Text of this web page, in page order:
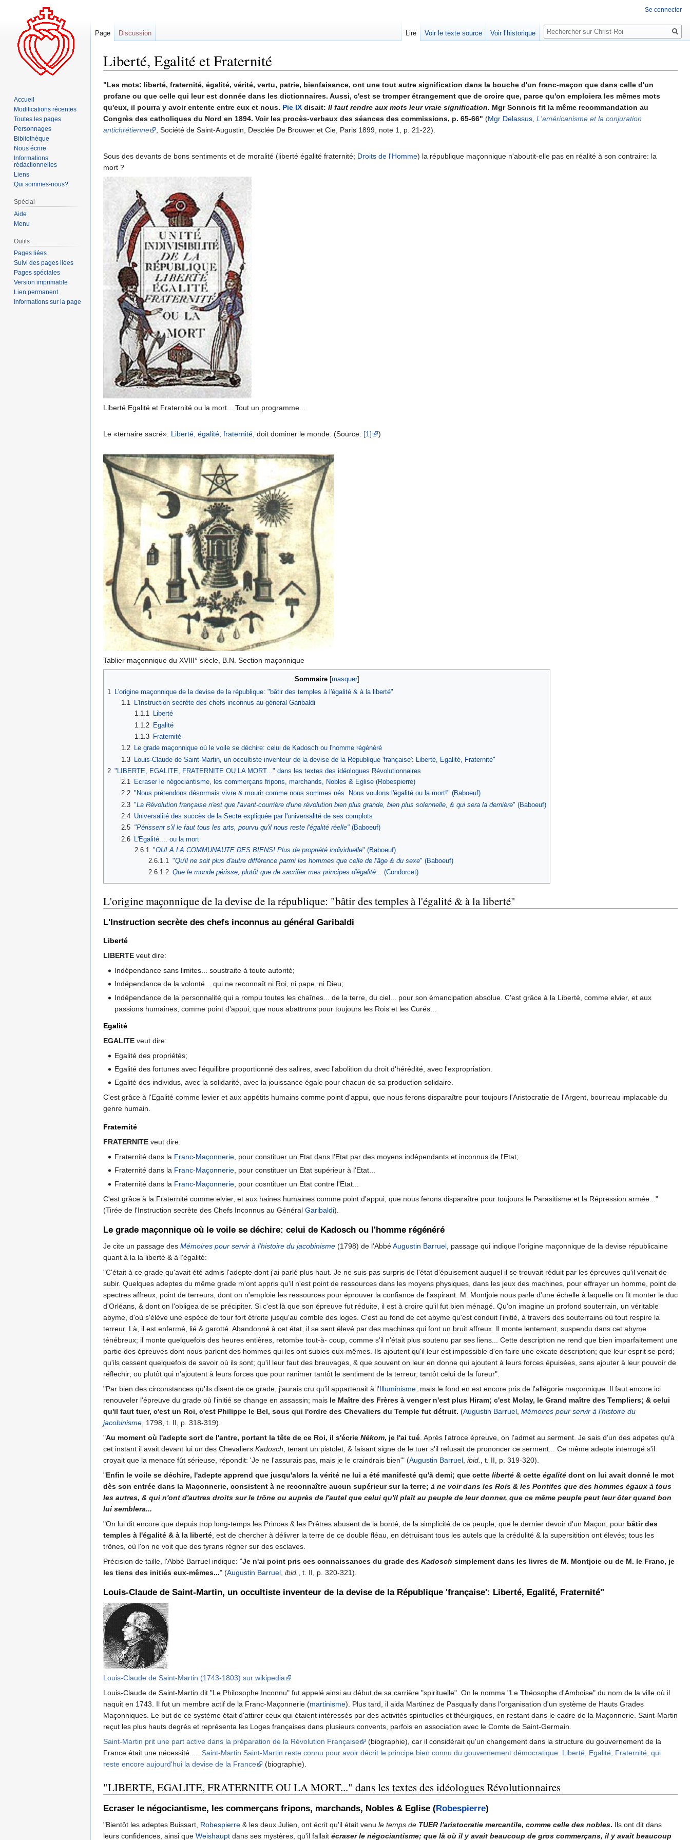
Liberté, Egalité et Fraternité
Aller
à
la
navigation
Aller
à
la
recherche
"Les mots: liberté, fraternité, égalité, vérité, vertu, patrie, bienfaisance, ont une tout autre signification dans la bouche d'un franc-maçon que dans celle d'un
profane ou que celle qui leur est donnée dans les dictionnaires. Aussi, c'est se tromper étrangement que de croire que, parce qu'on emploiera les mêmes mots
qu'eux, il pourra y avoir entente entre eux et nous. Pie IX disait: Il faut rendre aux mots leur vraie signification. Mgr Sonnois fit la même recommandation au
Congrès des catholiques du Nord en 1894. Voir les procès-verbaux des séances des commissions, p. 65-66" (Mgr Delassus, L'américanisme et la conjuration
antichrétienne
, Société de Saint-Augustin, Desclée De Brouwer et Cie, Paris 1899, note 1, p. 21-22).
Sous des devants de bons sentiments et de moralité (liberté égalité fraternité; Droits de l'Homme) la république maçonnique n'aboutit-elle pas en réalité à son contraire: la
mort ?
Liberté Egalité et Fraternité ou la mort... Tout un programme...
Le «ternaire sacré»: Liberté, égalité, fraternité, doit dominer le monde. (Source: [1] )
Tablier maçonnique du XVIII° siècle, B.N. Section maçonnique
Sommaire
1 L'origine maçonnique de la devise de la république: "bâtir des temples à l'égalité & à la liberté"
1.1
L'Instruction secrète des chefs inconnus au général Garibaldi
1.1.1 Liberté
1.1.2 Egalité
1.1.3 Fraternité
1.2
Le grade maçonnique où le voile se déchire: celui de Kadosch ou l'homme régénéré
1.3
Louis-Claude de Saint-Martin, un occultiste inventeur de la devise de la République 'française': Liberté, Egalité, Fraternité"
2 "LIBERTE, EGALITE, FRATERNITE OU LA MORT..." dans les textes des idéologues Révolutionnaires
2.1
Ecraser le négociantisme, les commerçans fripons, marchands, Nobles & Eglise (Robespierre)
2.2 "Nous prétendons désormais vivre & mourir comme nous sommes nés. Nous voulons l'égalité ou la mort!" (Baboeuf)
2.3 "La Révolution française n'est que l'avant-courrière d'une révolution bien plus grande, bien plus solennelle, & qui sera la dernière" (Baboeuf)
2.4 Universalité des succès de la Secte expliquée par l'universalité de ses complots
2.5 "Périssent s'il le faut tous les arts, pourvu qu'il nous reste l'égalité réelle"(Baboeuf)
2.6 L'Egalité.... ou la mort
2.6.1
"OUI A LA COMMUNAUTE DES BIENS! Plus de propriété individuelle" (Baboeuf)
2.6.1.1 "Qu'il ne soit plus d'autre différence parmi les hommes que celle de l'âge & du sexe" (Baboeuf)
2.6.1.2 Que le monde périsse, plutôt que de sacrifier mes principes d'égalité... (Condorcet)
L'origine maçonnique de la devise de la république: "bâtir des temples à l'égalité & à la liberté"
L'Instruction secrète des chefs inconnus au général Garibaldi
Liberté
LIBERTE veut dire:
Indépendance sans limites... soustraite à toute autorité;
Indépendance de la volonté... qui ne reconnaît ni Roi, ni pape, ni Dieu;
Indépendance de la personnalité qui a rompu toutes les chaînes... de la terre, du ciel... pour son émancipation absolue. C'est grâce à la Liberté, comme elvier, et aux
passions humaines, comme point d'appui, que nous abattrons pour toujours les Rois et les Curés...
Egalité
EGALITE veut dire:
Egalité des propriétés;
Egalité des fortunes avec l'équilibre proportionné des salires, avec l'abolition du droit d'hérédité, avec l'expropriation.
Egalité des individus, avec la solidarité, avec la jouissance égale pour chacun de sa production solidaire.
C'est grâce à l'Egalité comme levier et aux appétits humains comme point d'appui, que nous ferons disparaître pour toujours l'Aristocratie de l'Argent, bourreau implacable du
genre humain.
Fraternité
FRATERNITE veut dire:
Fraternité dans la Franc-Maçonnerie, pour constituer un Etat dans l'Etat par des moyens indépendants et inconnus de l'Etat;
Fraternité dans la Franc-Maçonnerie, pour constituer un Etat supérieur à l'Etat...
Fraternité dans la Franc-Maçonnerie , pour cosntituer un Etat contre l'Etat...
C'est grâce à la Fraternité comme elvier, et aux haines humaines comme point d'appui, que nous ferons disparaître pour toujours le Parasitisme et la Répression armée..."
(Tirée de l'Instruction secrète des Chefs Inconnus au Général Garibaldi).
Le grade maçonnique où le voile se déchire: celui de Kadosch ou l'homme régénéré
Je cite un passage des Mémoires pour servir à l'histoire du jacobinisme (1798) de l'AbbéAugustin Barruel , passage qui indique l'origine maçonnique de la devise républicaine
quant à la la liberté & à l'égalité:
"C'était à ce grade qu'avait été admis l'adepte dont j'ai parlé plus haut. Je ne suis pas surpris de l'état d'épuisement auquel il se trouvait réduit par les épreuves qu'il venait de
subir. Quelques adeptes du même grade m'ont appris qu'il n'est point de ressources dans les moyens physiques, dans les jeux des machines, pour effrayer un homme, point de
spectres affreux, point de terreurs, dont on n'emploie les ressources pour éprouver la confiance de l'aspirant. M. Montjoie nous parle d'une échelle à laquelle on fit monter le duc
d'Orléans, & dont on l'obligea de se précipiter. Si c'est là que son épreuve fut réduite, il est à croire qu'il fut bien ménagé. Qu'on imagine un profond souterrain, un véritable
abyme, d'où s'élève une espèce de tour fort étroite jusqu'au comble des loges. C'est au fond de cet abyme qu'est conduit l'initié, à travers des souterrains où tout respire la
terreur. Là, il est enfermé, lié & garotté. Abandonné à cet état, il se sent élevé par des machines qui font un bruit affreux. Il monte lentement, suspendu dans cet abyme
ténébreux; il monte quelquefois des heures entières, retombe tout-à- coup, comme s'il n'était plus soutenu par ses liens... Cette description ne rend que bien imparfaitement une
partie des épreuves dont nous parlent des hommes qui les ont subies eux-mêmes. Ils ajoutent qu'il leur est impossible d'en faire une excate description; que leur esprit se perd;
qu'ils cessent quelquefois de savoir où ils sont; qu'il leur faut des breuvages, & que souvent on leur en donne qui ajoutent à leurs forces épuisées, sans ajouter à leur pouvoir de
réflechir; ou plutôt qui n'ajoutent à leurs forces que pour ranimer tantôt le sentiment de la terreur, tantôt celui de la fureur".
"Par bien des circonstances qu'ils disent de ce grade, j'aurais cru qu'il appartenait à l'Illuminisme; mais le fond en est encore pris de l'allégorie maçonnique. Il faut encore ici
renouveler l'épreuve du grade où l'initié se change en assassin; mais le Maître des Frères à venger n'est plus Hiram; c'est Molay, le Grand maître des Templiers; & celui
qu'il faut tuer, c'est un Roi, c'est Philippe le Bel, sous qui l'ordre des Chevaliers du Temple fut détruit. (Augustin Barruel Mémoires pour servir à l'histoire du
jacobinisme , 1798, t. II, p. 318-319).
"Au moment où l'adepte sort de l'antre, portant la tête de ce Roi, il s'écrie Nékom, je l'ai tué . Après l'atroce épreuve, on l'admet au serment. Je sais d'un des adpetes qu'à
cet instant il avait devant lui un des Chevaliers Kadosch , tenant un pistolet, & faisant signe de le tuer s'il refusait de prononcer ce serment... Ce même adepte interrogé s'il
croyait que la menace fût sérieuse, répondit: 'Je ne l'assurais pas, mais je le craindrais bien'" (Augustin Barruel ibid.
, t. II, p. 319-320).
"Enfin le voile se déchire, l'adepte apprend que jusqu'alors la vérité ne lui a été manifesté qu'à demi; que cette liberté & cette égalité dont on lui avait donné le mot
dès son entrée dans la Maçonnerie, consistent à ne reconnaître aucun supérieur sur la terre; à ne voir dans les Rois & les Pontifes que des hommes égaux à tous
les autres, & qui n'ont d'autres droits sur le trône ou auprès de l'autel que celui qu'il plaît au peuple de leur donner, que ce même peuple peut leur ôter quand bon
lui semblera...
"On lui dit encore que depuis trop long-temps les Princes & les Prêtres abusent de la bonté, de la simplicité de ce peuple; que le dernier devoir d'un Maçon, pour bâtir des
temples à l'égalité & à la liberté , est de chercher à délivrer la terre de ce double fléau, en détruisant tous les autels que la crédulité & la supersitition ont élevés; tous les
trônes, où l'on ne voit que des tyrans régner sur des esclaves.
Précision de taille, l'Abbé Barruel indique: "Je n'ai point pris ces connaissances du grade des Kadosch simplement dans les livres de M. Montjoie ou de M. le Franc, je
les tiens des initiés eux-mêmes..." (Augustin Barruel ibid. , t. II, p. 320-321).
Louis-Claude de Saint-Martin, un occultiste inventeur de la devise de la République 'française': Liberté, Egalité, Fraternité"
Louis-Claude de Saint-Martin (1743-1803) sur wikipedia
Louis-Claude de Saint-Martin dit "Le Philosophe Inconnu" fut appelé ainsi au début de sa carrière "spirituelle". On le nomma "Le Théosophe d'Amboise" du nom de la ville où il
naquit en 1743. Il fut un membre actif de la Franc-Maçonnerie (martinisme). Plus tard, il aida Martinez de Pasqually dans l'organisation d'un système de Hauts Grades
Maçonniques. Le but de ce système était d'attirer ceux qui étaient intéressés par des activités spirituelles et théurgiques, en restant dans le cadre de la Maçonnerie. Saint-Martin
reçut les plus hauts degrés et représenta les Loges françaises dans plusieurs convents, parfois en association avec le Comte de Saint-Germain.
Saint-Martin prit une part active dans la préparation de la Révolution Française
(biographie), car il considérait qu'un changement dans la structure du gouvernement de la
France était une nécessité..... Saint-Martin Saint-Martin reste connu pour avoir décrit le principe bien connu du gouvernement démocratique: Liberté, Egalité, Fraternité, qui
reste encore aujourd'hui la devise de la France
(biographie).
"LIBERTE, EGALITE, FRATERNITE OU LA MORT..." dans les textes des idéologues Révolutionnaires
Ecraser le négociantisme, les commerçans fripons, marchands, Nobles & Eglise (Robespierre)
"Bientôt les adeptes Buissart, Robespierre & les deux Julien, ont écrit qu'il était venu le temps de TUER l'aristocratie mercantile, comme celle des nobles. Ils ont dit dans
leurs confidences, ainsi que Weishaupt dans ses mystères, qu'il fallait écraser le négociantisme; que là où il y avait beaucoup de gros commerçans, il y avait beaucoup
Se connecter
Page Discussion Lire Voir le texte source Voir l’historique
Rechercher
Accueil
Modifications récentes
Toutes les pages
Personnages
Bibliothèque
Nous écrire
Informations
rédactionnelles
Liens
Qui sommes-nous?
Spécial
Aide
Menu
Outils
Pages liées
Suivi des pages liées
Pages spéciales
Version imprimable
Lien permanent
Informations sur la page